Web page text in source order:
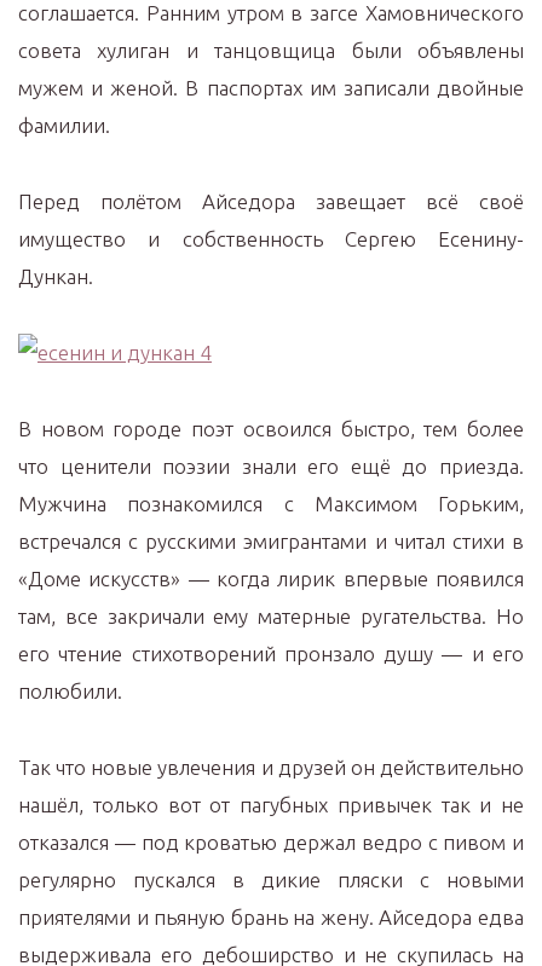
соглашается. Ранним утром в загсе Хамовнического
совета хулиган и танцовщица были объявлены
мужем и женой. В паспортах им записали двойные
фамилии.
Перед полётом Айседора завещает всё своё
имущество и собственность Сергею Есенину-
Дункан.
В новом городе поэт освоился быстро, тем более
что ценители поэзии знали его ещё до приезда.
Мужчина познакомился с Максимом Горьким,
встречался с русскими эмигрантами и читал стихи в
«Доме искусств» — когда лирик впервые появился
там, все закричали ему матерные ругательства. Но
его чтение стихотворений пронзало душу — и его
полюбили.
Так что новые увлечения и друзей он действительно
нашёл, только вот от пагубных привычек так и не
отказался — под кроватью держал ведро с пивом и
регулярно пускался в дикие пляски с новыми
приятелями и пьяную брань на жену. Айседора едва
выдерживала его дебоширство и не скупилась на